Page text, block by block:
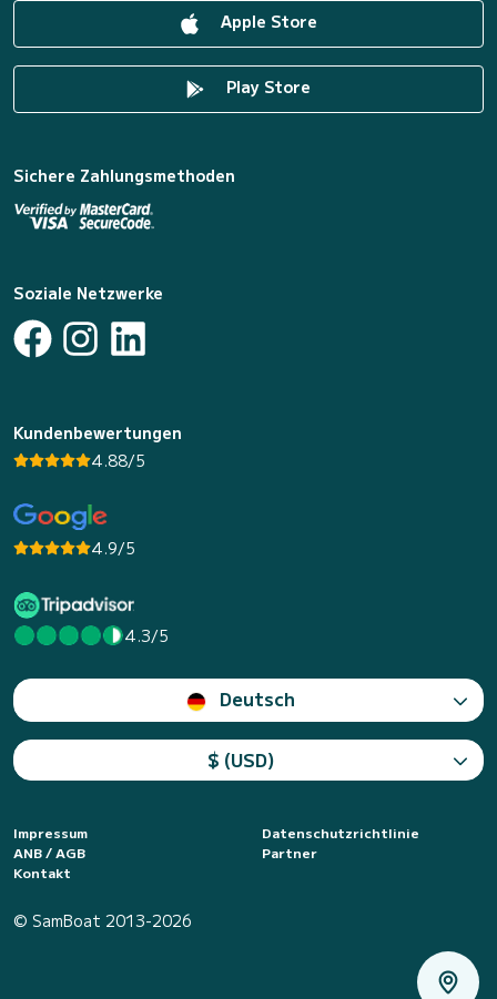
Apple Store
Play Store
Sichere Zahlungsmethoden
Soziale Netzwerke
Kundenbewertungen
4.88/5
4.9/5
4.3/5
Deutsch
$ (USD)
Impressum
Datenschutzrichtlinie
ANB / AGB
Partner
Kontakt
© SamBoat 2013-2026